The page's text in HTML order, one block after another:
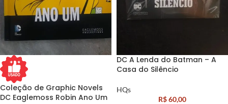
Coleção de Graphic Novels
DC Eaglemoss Robin Ano Um
DC A Lenda do Batman – A
Casa do Silêncio
HQs
R$60,00